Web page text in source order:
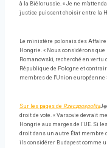
à la Biélorussie. « Je ne
justice puissent choisir entre la
Le ministère polonais des
Hongrie. « Nous considérons
Romanowski, recherché en vertu
République de Pologne et
membres de l'Union européenne
Sur les pages de Rzeczpospolita
droit de vote. « Varsovie devrait
Hongrie aux marges de l'UE. Si
droit dans un autre État membre
ils considérer Budapest comme